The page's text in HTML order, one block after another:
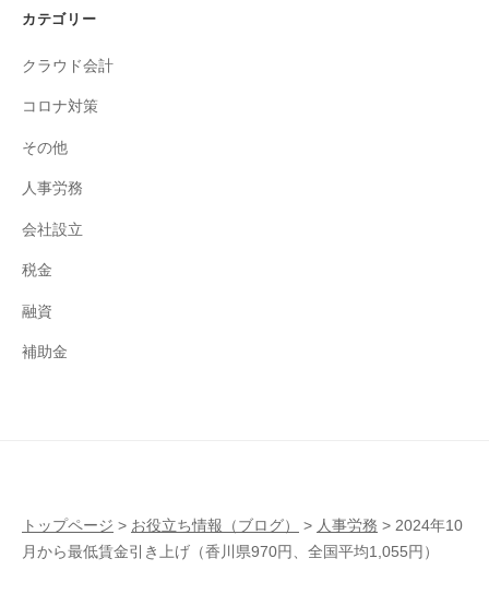
カテゴリー
クラウド会計
コロナ対策
その他
人事労務
会社設立
税金
融資
補助金
トップページ > お役立ち情報（ブログ） > 人事労務 > 2024年10
月から最低賃金引き上げ（香川県970円、全国平均1,055円）